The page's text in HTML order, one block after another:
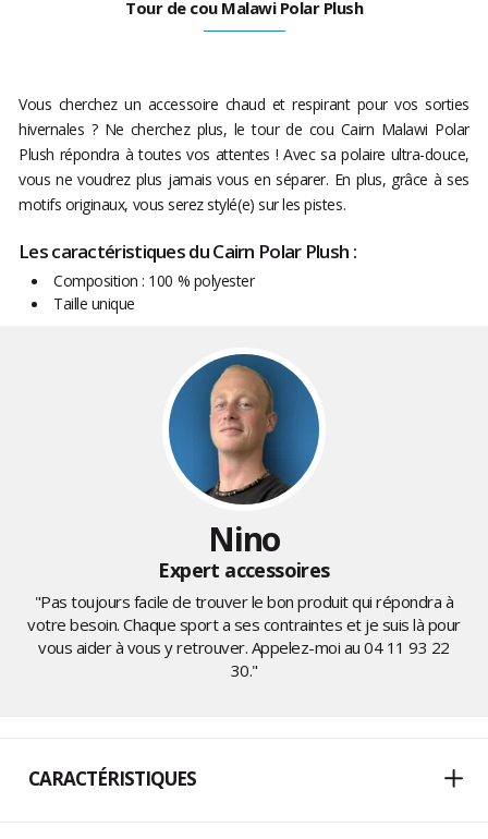
Tour de cou Malawi Polar Plush
Vous cherchez un accessoire chaud et respirant pour vos sorties
hivernales ? Ne cherchez plus, le tour de cou Cairn Malawi Polar
Plush répondra à toutes vos attentes ! Avec sa polaire ultra-douce,
vous ne voudrez plus jamais vous en séparer. En plus, grâce à ses
motifs originaux, vous serez stylé(e) sur les pistes.
Les caractéristiques du Cairn Polar Plush :
Composition : 100 % polyester
Taille unique
Nino
Expert accessoires
"Pas toujours facile de trouver le bon produit qui répondra à
votre besoin. Chaque sport a ses contraintes et je suis là pour
vous aider à vous y retrouver. Appelez-moi au04 11 93 22
30."
CARACTÉRISTIQUES